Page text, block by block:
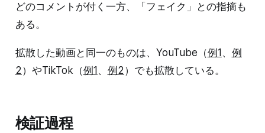
どのコメントが付く一方、「フェイク」との指摘も
ある。
拡散した動画と同一のものは、YouTube（例1 、 例
2）やTikTok（例1 、 例2）でも拡散している。
検証過程